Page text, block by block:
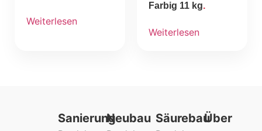
Weiterlesen
Farbig 11 kg
Weiterlesen
SanierungNeubau SäurebauÜber